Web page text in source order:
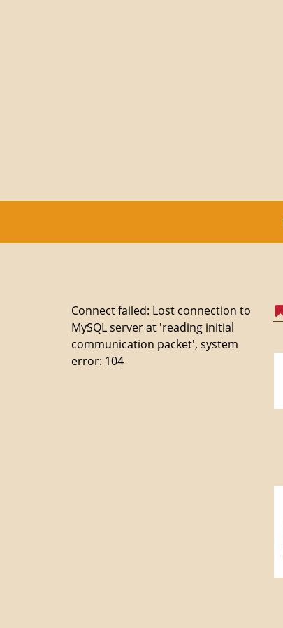
Connect failed: Lost connection to
MySQL server at 'reading initial
communication packet', system
error: 104